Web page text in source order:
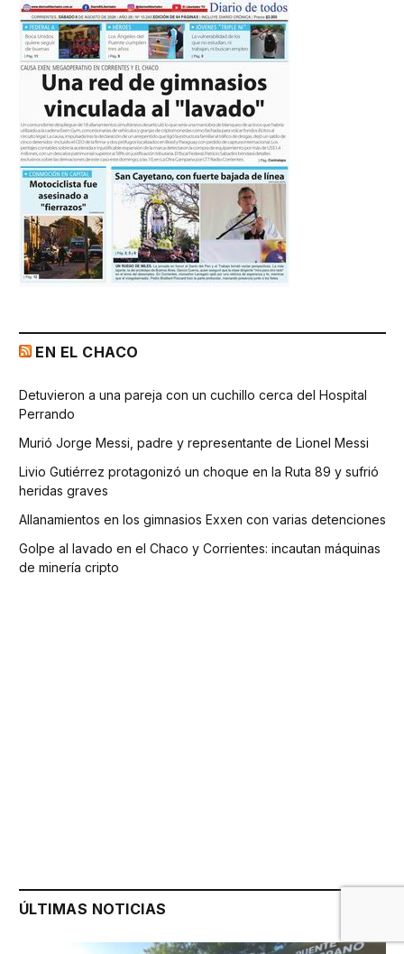
EN EL CHACO
Detuvieron a una pareja con un cuchillo cerca del Hospital
Perrando
Murió Jorge Messi, padre y representante de Lionel Messi
Livio Gutiérrez protagonizó un choque en la Ruta 89 y sufrió
heridas graves
Allanamientos en los gimnasios Exxen con varias detenciones
Golpe al lavado en el Chaco y Corrientes: incautan máquinas
de minería cripto
ÚLTIMAS NOTICIAS